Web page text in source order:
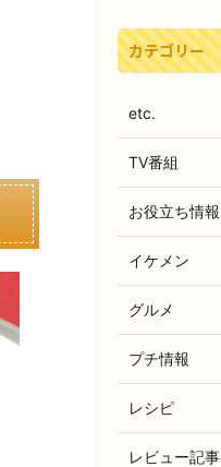
カテゴリー
etc.
TV番組
お役立ち情報
イケメン
グルメ
プチ情報
レシピ
レビュー記事